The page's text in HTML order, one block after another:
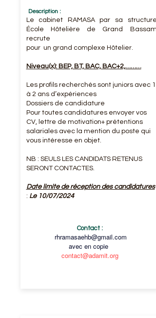
Description :
Le cabinet RAMASA par sa structure
École Hôtelière de Grand Bassam
recrute
pour un grand complexe Hôtelier.
Niveau(x): BEP, BT, BAC, BAC+2,………
Les profils recherchés sont juniors avec 1
à 2 ans d’expériences
Dossiers de candidature
Pour toutes candidatures envoyer vos
CV, lettre de motivation+ prétentions
salariales avec la mention du poste qui
vous intéresse en objet.
NB : SEULS LES CANDIDATS RETENUS
SERONT CONTACTES.
Date limite de réception des candidatures
: Le 10/07/2024
Contact :
rhramasaehb@gmail.com
avec en copie
contact@adamit.org